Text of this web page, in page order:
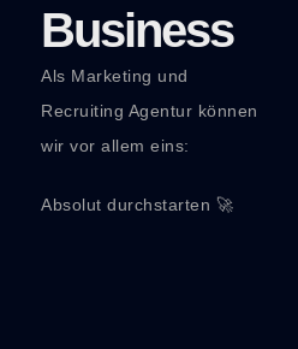
Business
Als Marketing und
Recruiting Agentur können
wir vor allem eins:
Absolut durchstarten 🚀